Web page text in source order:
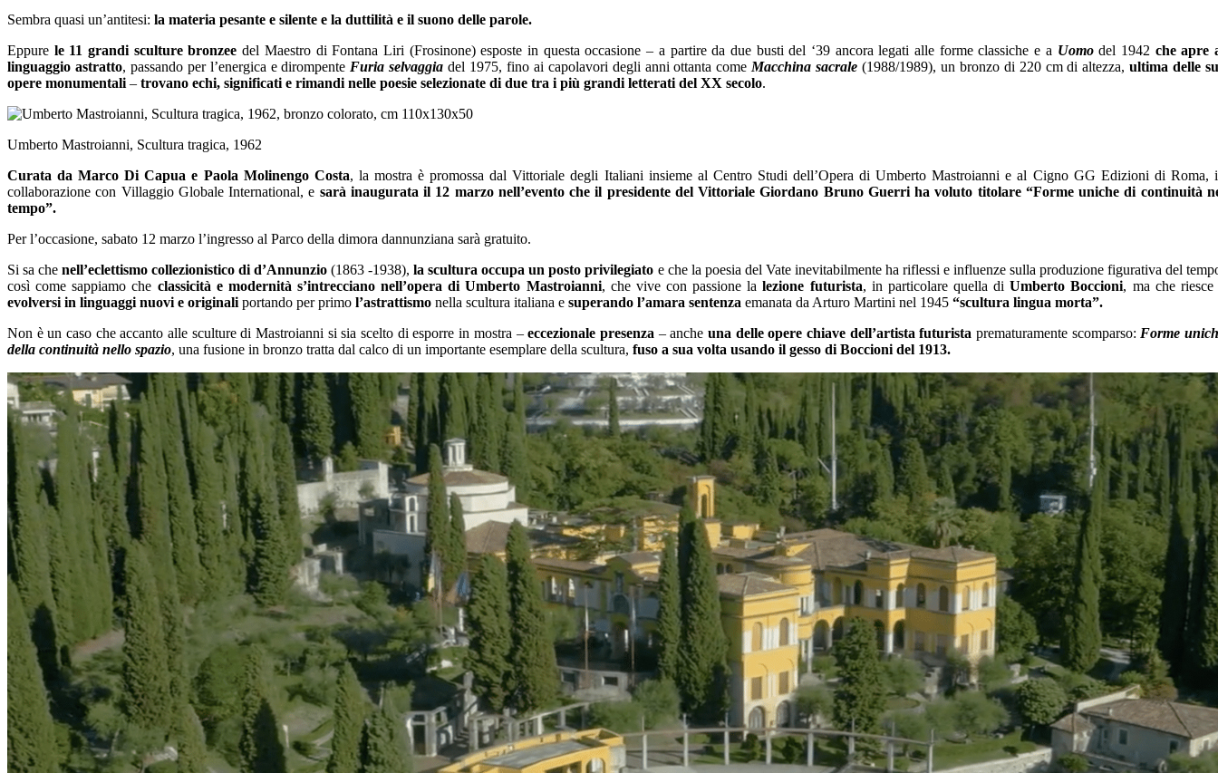
Sembra quasi un’antitesi: la materia pesante e silente e la duttilità e il suono delle parole.
Eppure le 11 grandi sculture bronzeedel Maestro di Fontana Liri (Frosinone) esposte in questa occasione – a partire da due busti del ‘39 ancora legati alle forme classiche e a Uomodel 1942 che apre
linguaggio astratto, passando per l’energica e dirompente Furia selvaggiadel 1975, fino ai capolavori degli anni ottanta come Macchina sacrale(1988/1989), un bronzo di 220 cm di altezza,ultima delle
opere monumentali – trovano echi, significati e rimandi nelle poesie selezionate di due tra i più grandi letterati del XX secolo.
Umberto Mastroianni, Scultura tragica, 1962
Curata da Marco Di Capua e Paola Molinengo Costa, la mostra è promossa dal Vittoriale degli Italiani insieme al Centro Studi dell’Opera di Umberto Mastroianni e al Cigno GG Edizioni di Roma,
collaborazione con Villaggio Globale International, e sarà inaugurata il 12 marzo nell’evento che il presidente del Vittoriale Giordano Bruno Guerri ha voluto titolare “Forme uniche di continuità
tempo”.
Per l’occasione, sabato 12 marzo l’ingresso al Parco della dimora dannunziana sarà gratuito.
Si sa chenell’eclettismo collezionistico di d’Annunzio(1863 -1938),la scultura occupa un posto privilegiato e che la poesia del Vate inevitabilmente ha riflessi e influenze sulla produzione figurativa del
così come sappiamo che classicità e modernità s’intrecciano nell’opera di Umberto Mastroianni, che vive con passione lalezione futurista, in particolare quella diUmberto Boccioni, ma che riesce
evolversi in linguaggi nuovi e originali portando per primo l’astrattismo nella scultura italiana e superando l’amara sentenza emanata da Arturo Martini nel 1945 “scultura lingua morta”.
Non è un caso che accanto alle sculture di Mastroianni si sia scelto di esporre in mostra –eccezionale presenza – anche una delle opere chiave dell’artista futurista prematuramente scomparso: Forme
della continuità nello spazio, una fusione in bronzo tratta dal calco di un importante esemplare della scultura, fuso a sua volta usando il gesso di Boccioni del 1913.